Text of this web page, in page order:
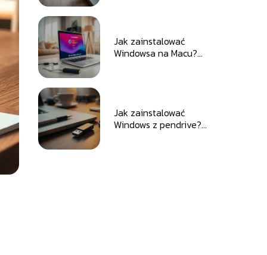
Jak zainstalować
Windowsa na Macu?
Jak zainstalować
Windows z pendrive?